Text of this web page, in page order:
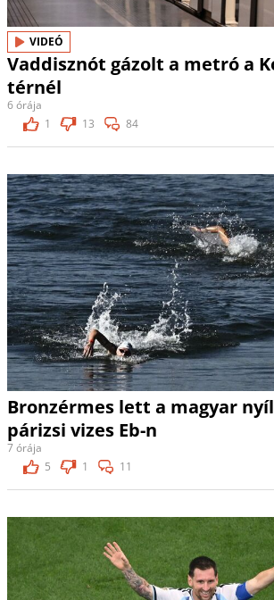
VIDEÓ
Vaddisznót gázolt a metró a
térnél
6 órája
1
13 84
Bronzérmes lett a magyar
párizsi vizes Eb-n
7 órája
5
1 11